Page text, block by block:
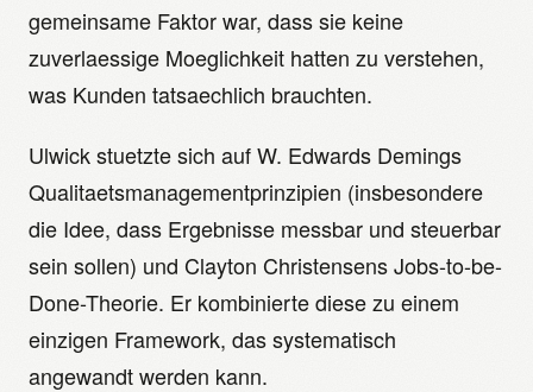
gemeinsame Faktor war, dass sie keine
zuverlaessige Moeglichkeit hatten zu verstehen,
was Kunden tatsaechlich brauchten.
Ulwick stuetzte sich auf W. Edwards Demings
Qualitaetsmanagementprinzipien (insbesondere
die Idee, dass Ergebnisse messbar und steuerbar
sein sollen) und Clayton Christensens Jobs-to-be-
Done-Theorie. Er kombinierte diese zu einem
einzigen Framework, das systematisch
angewandt werden kann.